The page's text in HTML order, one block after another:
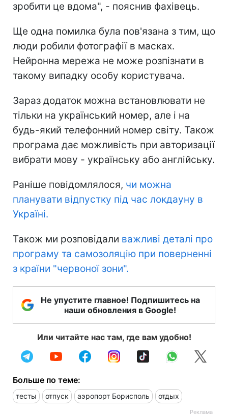
зробити це вдома", - пояснив фахівець.
Ще одна помилка була пов'язана з тим, що
люди робили фотографії в масках.
Нейронна мережа не може розпізнати в
такому випадку особу користувача.
Зараз додаток можна встановлювати не
тільки на український номер, але і на
будь-який телефонний номер світу. Також
програма дає можливість при авторизації
вибрати мову - українську або англійську.
Раніше повідомлялося, чи можна
планувати відпустку під час локдауну в
Україні.
Також ми розповідали важливі деталі про
програму та самозоляцію при поверненні
з країни "червоної зони".
Не упустите главное! Подпишитесь на
наши обновления в Google!
Или читайте нас там, где вам удобно!
Больше по теме:
тесты отпуск аэропорт Борисполь отдых